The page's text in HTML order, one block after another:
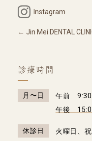
Instagram
Jin Mei DENTAL
診療時間
月〜日
午前 9:30
午後
休診日 火曜日、祝